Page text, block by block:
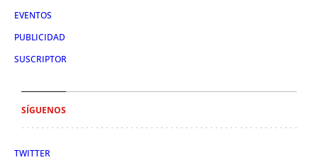
EVENTOS
PUBLICIDAD
SUSCRIPTOR
SÍGUENOS
TWITTER